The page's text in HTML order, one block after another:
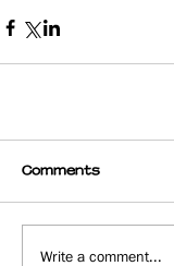
Comments
Write a comment...